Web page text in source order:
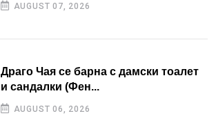
AUGUST 07, 2026
Драго Чая се барна с дамски тоалет
и сандалки (Фен...
AUGUST 06, 2026